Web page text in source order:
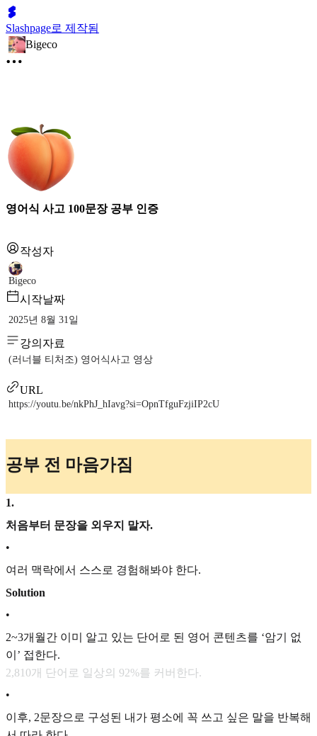
Slashpage로 제작됨
Bigeco
영어식 사고 100문장 공부 인증
작성자
Bigeco
시작날짜
2025년 8월 31일
강의자료
(러너블 티처조) 영어식사고 영상
URL
https://youtu.be/nkPhJ_hIavg?si=OpnTfguFzjiIP2cU
공부 전 마음가짐
1.
처음부터 문장을 외우지 말자.
•
여러 맥락에서 스스로 경험해봐야 한다.
Solution
•
2~3개월간 이미 알고 있는 단어로 된 영어 콘텐츠를 ‘암기 없
이’ 접한다.
2,810개 단어로 일상의 92%를 커버한다.
•
이후, 2문장으로 구성된 내가 평소에 꼭 쓰고 싶은 말을 반복해